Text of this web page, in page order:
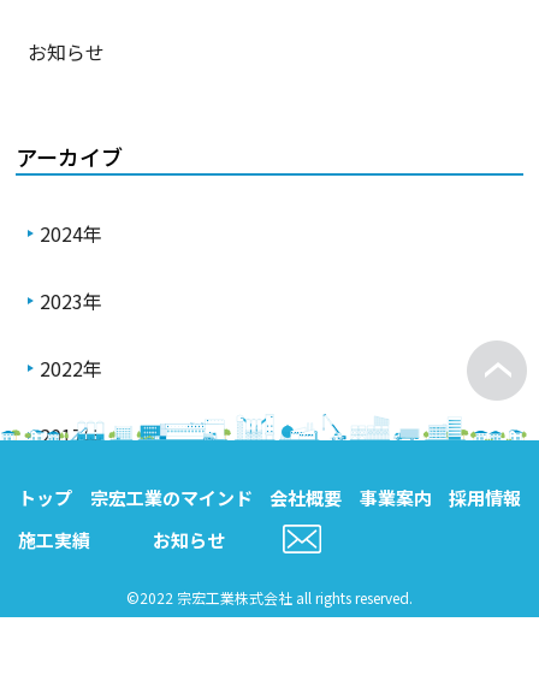
お知らせ
アーカイブ
2024年
2023年
2022年
2017年
トップ 宗宏工業のマインド 会社概要 事業案内
採用情報
施工実績
お知らせ
©2022 宗宏工業株式会社 all rights reserved.